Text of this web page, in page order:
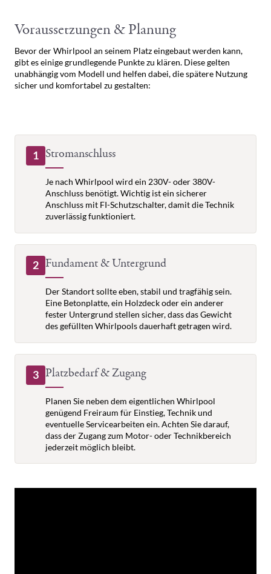
Voraussetzungen & Planung
Bevor der Whirlpool an seinem Platz eingebaut werden kann,
gibt es einige grundlegende Punkte zu klären. Diese gelten
unabhängig vom Modell und helfen dabei, die spätere Nutzung
sicher und komfortabel zu gestalten:
1 Stromanschluss
Je nach Whirlpool wird ein 230V- oder 380V-
Anschluss benötigt. Wichtig ist ein sicherer
Anschluss mit FI-Schutzschalter, damit die Technik
zuverlässig funktioniert.
2 Fundament & Untergrund
Der Standort sollte eben, stabil und tragfähig sein.
Eine Betonplatte, ein Holzdeck oder ein anderer
fester Untergrund stellen sicher, dass das Gewicht
des gefüllten Whirlpools dauerhaft getragen wird.
3 Platzbedarf & Zugang
Planen Sie neben dem eigentlichen Whirlpool
genügend Freiraum für Einstieg, Technik und
eventuelle Servicearbeiten ein. Achten Sie darauf,
dass der Zugang zum Motor- oder Technikbereich
jederzeit möglich bleibt.